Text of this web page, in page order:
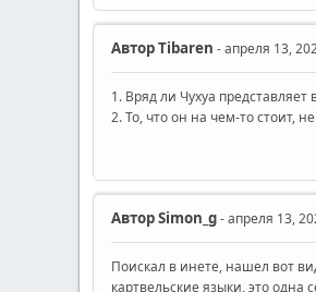
АвторTibaren - апреля 13,
1. Вряд ли Чухуа
2. То, что он на чем-то стоит,
АвторSimon_g- апреля 13,
Поискал в инете, нашел вот
картвельские языки, это одна